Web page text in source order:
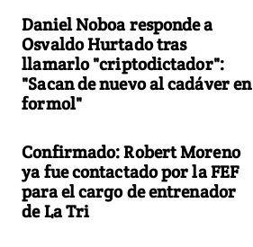
Daniel Noboa responde a
Osvaldo Hurtado tras
llamarlo "criptodictador":
"Sacan de nuevo al cadáver en
formol"
Confirmado: Robert Moreno
ya fue contactado por la FEF
para el cargo de entrenador
de La Tri